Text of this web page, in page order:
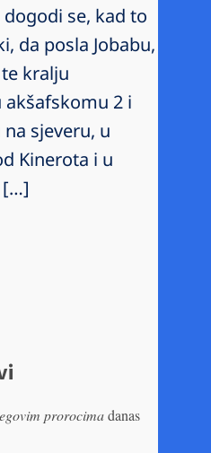
se, kad to
da posla Jobabu,
kralju
2 i
sjeveru, u
Kinerota i u
[…]
prorocimadanas